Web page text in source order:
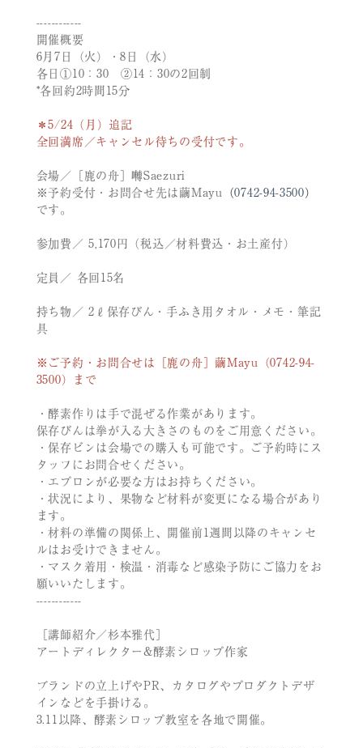
------------
開催概要
6月7日（火）・8日（水）
各日①10：30 ②14：30の2回制
*各回約2時間15分
＊5/24（月）追記
全回満席／キャンセル待ちの受付です。
会場／［鹿の舟］囀Saezuri
※予約受付・お問合せ先は繭Mayu （0742-94-3500）
です。
参加費／ 5,170円（税込／材料費込・お土産付）
定員／ 各回15名
持ち物／ 2ℓ保存びん・手ふき用タオル・メモ・筆記
具
※ご予約・お問合せは［鹿の舟］繭Mayu（0742-94-
3500）まで
・酵素作りは手で混ぜる作業があります。
保存びんは拳が入る大きさのものをご用意ください。
・保存ビンは会場での購入も可能です。ご予約時にス
タッフにお問合せください。
・エプロンが必要な方はお持ちください。
・状況により、果物など材料が変更になる場合があり
ます。
・材料の準備の関係上、開催前1週間以降のキャンセ
ルはお受けできません。
・マスク着用・検温・消毒など感染予防にご協力をお
願いいたします。
------------
［講師紹介／杉本雅代］
アートディレクター&酵素シロップ作家
ブランドの立上げやPR、カタログやプロダクトデザ
インなどを手掛ける。
3.11以降、酵素シロップ教室を各地で開催。